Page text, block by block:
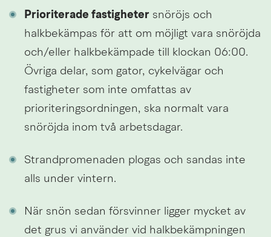
Prioriterade fastigheter snöröjs och
halkbekämpas för att om möjligt vara snöröjda
och/eller halkbekämpade till klockan 06:00.
Övriga delar, som gator, cykelvägar och
fastigheter som inte omfattas av
prioriteringsordningen, ska normalt vara
snöröjda inom två arbetsdagar.
Strandpromenaden plogas och sandas inte
alls under vintern.
När snön sedan försvinner ligger mycket av
det grus vi använder vid halkbekämpningen